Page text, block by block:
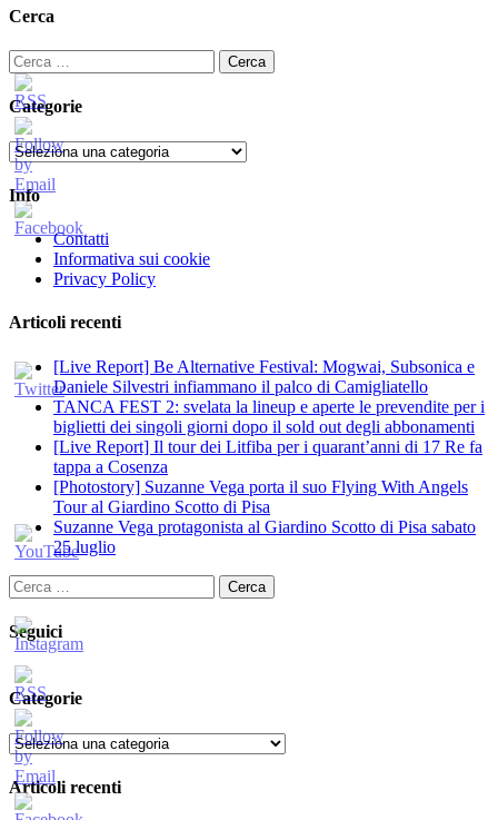
Cerca
Ricerca
per:
Categorie
Categorie
Info
Contatti
Informativa sui cookie
Privacy Policy
Articoli recenti
[Live Report] Be Alternative Festival: Mogwai, Subsonica e
Daniele Silvestri infiammano il palco di Camigliatello
TANCA FEST 2: svelata la lineup e aperte le prevendite per i
biglietti dei singoli giorni dopo il sold out degli abbonamenti
[Live Report] Il tour dei Litfiba per i quarant’anni di 17 Re fa
tappa a Cosenza
[Photostory] Suzanne Vega porta il suo Flying With Angels
Tour al Giardino Scotto di Pisa
Suzanne Vega protagonista al Giardino Scotto di Pisa sabato
25 luglio
Ricerca
per:
Seguici
Categorie
Categorie
Articoli recenti